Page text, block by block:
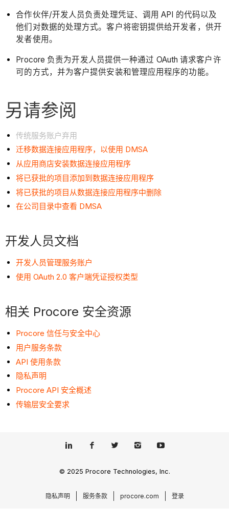
合作伙伴/开发人员负责处理凭证、调用 API 的代码以及
他们对数据的处理方式。客户将密钥提供给开发者，供开
发者使用。
Procore 负责为开发人员提供一种通过 OAuth 请求客户许
可的方式，并为客户提供安装和管理应用程序的功能。
另请参阅
传统服务账户弃用
迁移数据连接应用程序，以使用 DMSA
从应用商店安装数据连接应用程序
将已获批的项目添加到数据连接应用程序
将已获批的项目从数据连接应用程序中删除
在公司目录中查看 DMSA
开发人员文档
开发人员管理服务账户
使用 OAuth 2.0 客户端凭证授权类型
相关 Procore 安全资源
Procore 信任与安全中心
用户服务条款
API 使用条款
隐私声明
Procore API 安全概述
传输层安全要求
© 2025 Procore Technologies, Inc.
隐私声明 服务条款 procore.com 登录